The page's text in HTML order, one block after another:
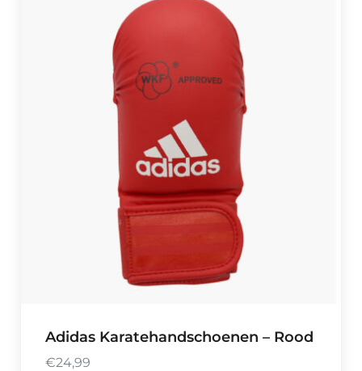
Adidas Karatehandschoenen – Rood
€24,99